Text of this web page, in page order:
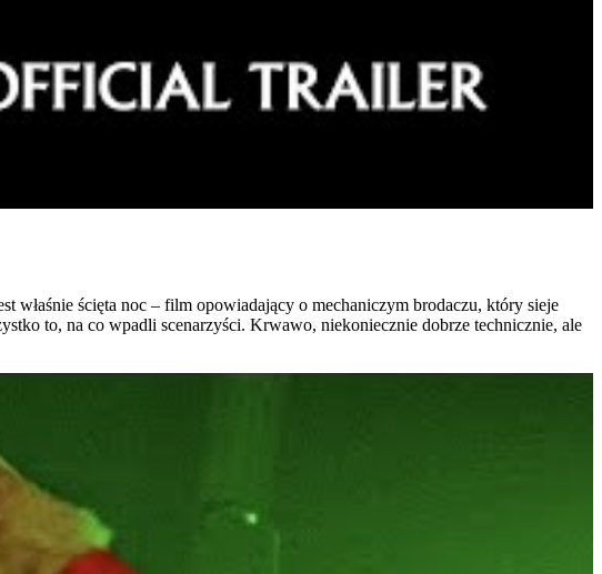
właśnie ścięta noc – film opowiadający o mechaniczym brodaczu, który sieje
to, na co wpadli scenarzyści. Krwawo, niekoniecznie dobrze technicznie, ale